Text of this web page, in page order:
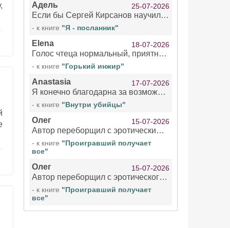
Адель 25-07-2026
Если бы Сергей Кирсанов научился не сглатывать каждые 1-2 минуты слюну, так что слышно в микрофоне и, что вызывает отвращение, то мелжно было бы слушать.
- к книге "Я - посланник"
Elena 18-07-2026
Голос чтеца нормальный, приятный тембр. Мне очень понравилось озвучивание рассказа. Очень странный отзыв Надежды. Может у неё что-то с нервами?
- к книге "Горький инжир"
Anastasia 17-07-2026
Я конечно благодарна за возможность бесплатно слушать книги даже новинки , но чтение этой книги просто ужасно
- к книге "Внутри убийцы"
Олег 15-07-2026
Автор переборщил с эротическими сценами. Похоже, с этим у него проблемы.
- к книге "Проигравший получает
все"
Олег 15-07-2026
Автор переборщил с эротического сценами. Похоже, с этим у него проблемы.
- к книге "Проигравший получает
все"